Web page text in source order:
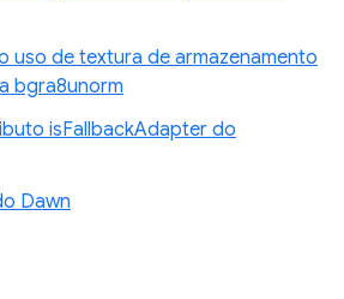
uso de textura de armazenamento
bgra8unorm
isFallbackAdapter do
Dawn